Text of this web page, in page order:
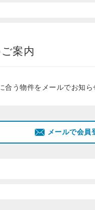
案内
合う物件をメールでお知ら
メールで会員